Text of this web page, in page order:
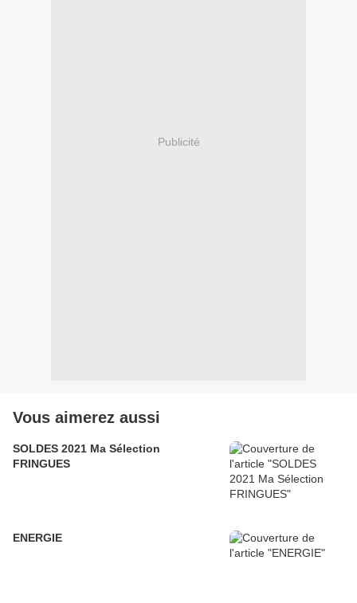
Publicité
Vous aimerez aussi
SOLDES 2021 Ma Sélection
FRINGUES
ENERGIE